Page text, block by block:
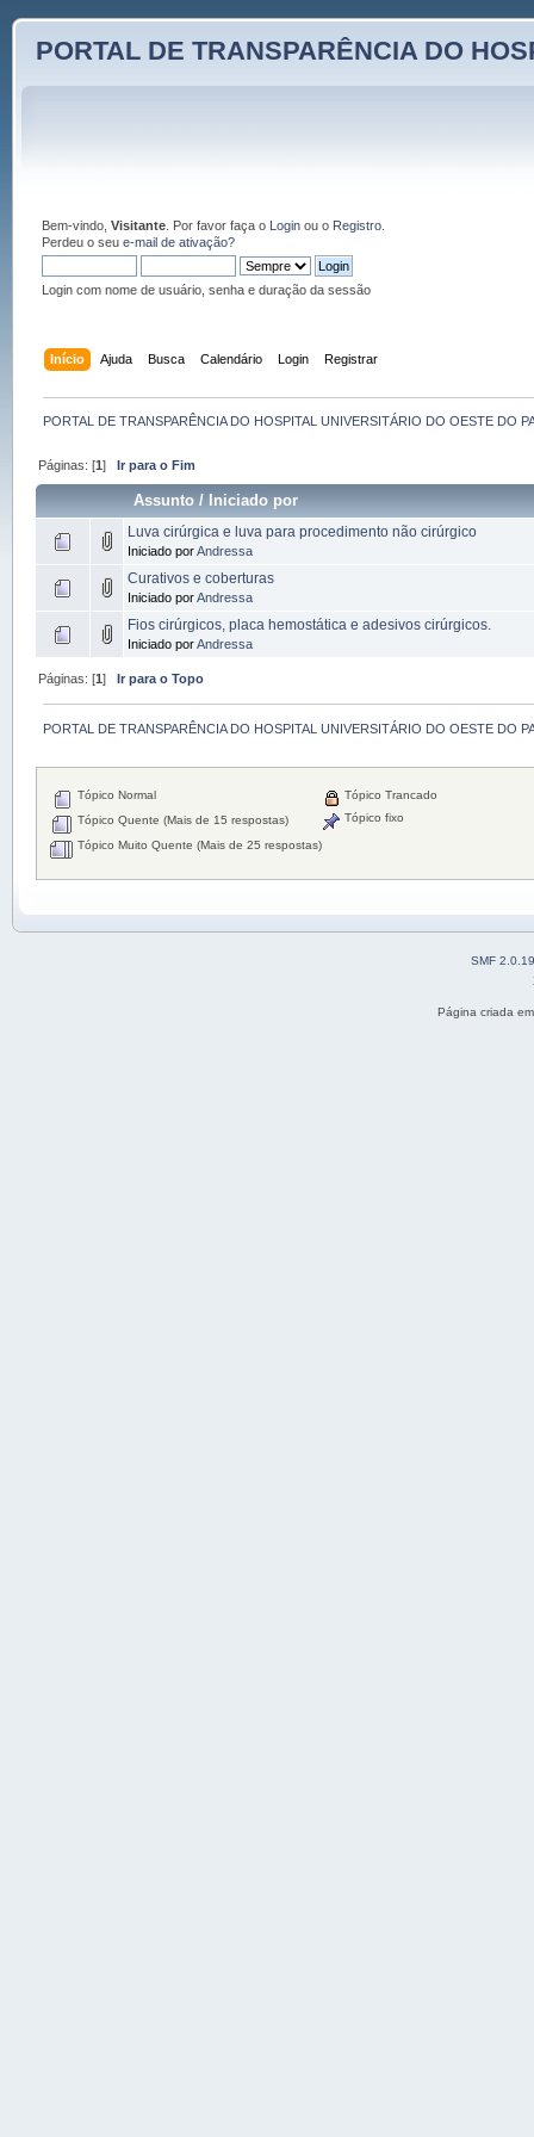
PORTAL DE TRANSPARÊNCIA DO
Bem-vindo, Visitante. Por favor faça o Loginou o Registro.
Perdeu o seu e-mail de ativação?
Login com nome de usuário, senha e duração da sessão
Início Ajuda Busca Calendário Login Registrar
PORTAL DE TRANSPARÊNCIA DO HOSPITAL UNIVERSITÁRIO DO OESTE DO
Páginas: [1]Ir para o Fim
Assunto/ Iniciado por
Luva cirúrgica e luva para procedimento não cirúrgico
Iniciado porAndressa
Curativos e coberturas
Iniciado porAndressa
Fios cirúrgicos, placa hemostática e adesivos cirúrgicos.
Iniciado porAndressa
Páginas: [1]Ir para o Topo
PORTAL DE TRANSPARÊNCIA DO HOSPITAL UNIVERSITÁRIO DO OESTE DO
Tópico Normal
Tópico Quente (Mais de 15 respostas)
Tópico Muito Quente (Mais de 25 respostas)
Tópico Trancado
Tópico fixo
SMF 2.0.19
Página criada